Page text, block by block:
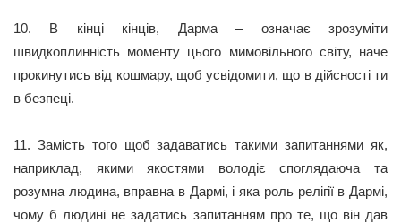
10. В кінці кінців, Дарма – означає зрозуміти
швидкоплинність моменту цього мимовільного світу, наче
прокинутись від кошмару, щоб усвідомити, що в дійсності ти
в безпеці.
11. Замість того щоб задаватись такими запитаннями як,
наприклад, якими якостями володіє споглядаюча та
розумна людина, вправна в Дармі, і яка роль релігії в Дармі,
чому б людині не задатись запитанням про те, що він дав